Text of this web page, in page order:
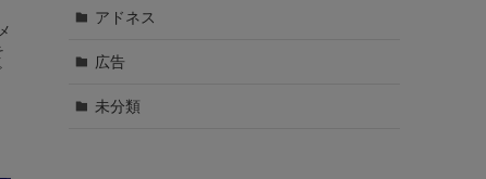
アドネス
広告
未分類